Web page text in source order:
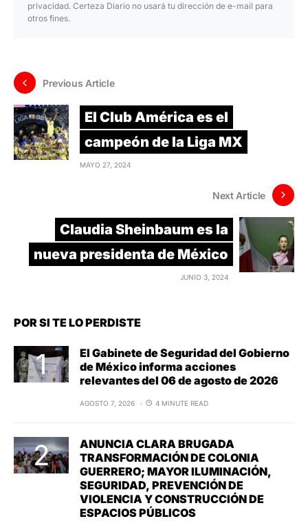
privacidad. Certeza Diario no usará tu dirección de e-mail para
otros fines.
Previous Article
El Club América es el
campeón de la Liga MX
MAYO 27, 2024
Next Article
Claudia Sheinbaum es la
nueva presidenta de México
JUNIO 3, 2024
POR SI TE LO PERDISTE
El Gabinete de Seguridad del Gobierno
de México informa acciones
relevantes del 06 de agosto de 2026
AGOSTO 7, 2026 4 MINUTE READ
ANUNCIA CLARA BRUGADA
TRANSFORMACIÓN DE COLONIA
GUERRERO; MAYOR ILUMINACIÓN,
SEGURIDAD, PREVENCIÓN DE
VIOLENCIA Y CONSTRUCCIÓN DE
ESPACIOS PÚBLICOS